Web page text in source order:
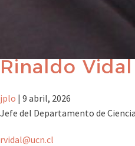
Rinaldo
jplo | 9 abril, 2026
Jefe del Departamento de
rvidal@ucn.cl